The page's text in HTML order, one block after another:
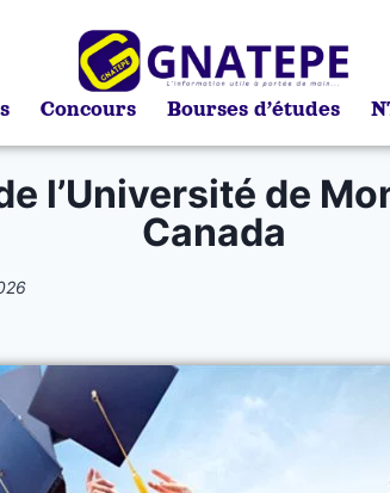
Concours Bourses d’études
l’Université de
Canada